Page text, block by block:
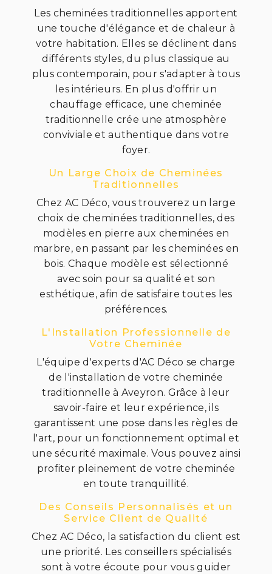
Les cheminées traditionnelles apportent
une touche d'élégance et de chaleur à
votre habitation. Elles se déclinent dans
différents styles, du plus classique au
plus contemporain, pour s'adapter à tous
les intérieurs. En plus d'offrir un
chauffage efficace, une cheminée
traditionnelle crée une atmosphère
conviviale et authentique dans votre
foyer.
Un Large Choix de Cheminées
Traditionnelles
Chez AC Déco, vous trouverez un large
choix de cheminées traditionnelles, des
modèles en pierre aux cheminées en
marbre, en passant par les cheminées en
bois. Chaque modèle est sélectionné
avec soin pour sa qualité et son
esthétique, afin de satisfaire toutes les
préférences.
L'Installation Professionnelle de
Votre Cheminée
L'équipe d'experts d'AC Déco se charge
de l'installation de votre cheminée
traditionnelle à Aveyron. Grâce à leur
savoir-faire et leur expérience, ils
garantissent une pose dans les règles de
l'art, pour un fonctionnement optimal et
une sécurité maximale. Vous pouvez ainsi
profiter pleinement de votre cheminée
en toute tranquillité.
Des Conseils Personnalisés et un
Service Client de Qualité
Chez AC Déco, la satisfaction du client est
une priorité. Les conseillers spécialisés
sont à votre écoute pour vous guider